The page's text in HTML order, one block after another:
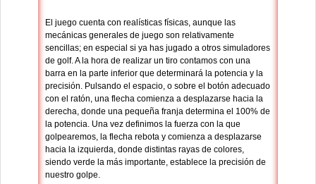
El juego cuenta con realísticas físicas, aunque las
mecánicas generales de juego son relativamente
sencillas; en especial si ya has jugado a otros simuladores
de golf. A la hora de realizar un tiro contamos con una
barra en la parte inferior que determinará la potencia y la
precisión. Pulsando el espacio, o sobre el botón adecuado
con el ratón, una flecha comienza a desplazarse hacia la
derecha, donde una pequeña franja determina el 100% de
la potencia. Una vez definimos la fuerza con la que
golpearemos, la flecha rebota y comienza a desplazarse
hacia la izquierda, donde distintas rayas de colores,
siendo verde la más importante, establece la precisión de
nuestro golpe.